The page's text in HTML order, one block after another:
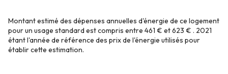
Montant estimé des dépenses annuelles d'énergie de ce logement
pour un usage standard est compris entre 461 € et 623 € . 2021
étant l'année de référence des prix de l'énergie utilisés pour
établir cette estimation.